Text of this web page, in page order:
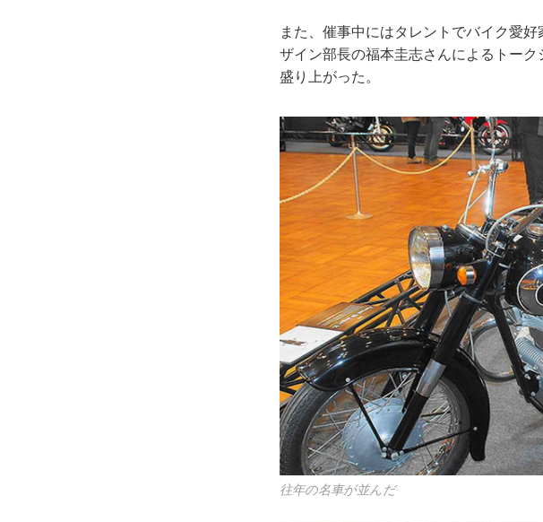
また、催事中にはタレントでバイク愛
ザイン部長の福本圭志さんによるトー
盛り上がった。
往年の名車が並んだ